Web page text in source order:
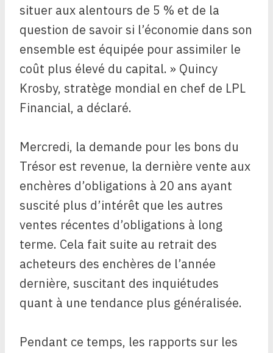
situer aux alentours de 5 % et de la
question de savoir si l’économie dans son
ensemble est équipée pour assimiler le
coût plus élevé du capital. » Quincy
Krosby, stratège mondial en chef de LPL
Financial, a déclaré.
Mercredi, la demande pour les bons du
Trésor est revenue, la dernière vente aux
enchères d’obligations à 20 ans ayant
suscité plus d’intérêt que les autres
ventes récentes d’obligations à long
terme. Cela fait suite au retrait des
acheteurs des enchères de l’année
dernière, suscitant des inquiétudes
quant à une tendance plus généralisée.
Pendant ce temps, les rapports sur les